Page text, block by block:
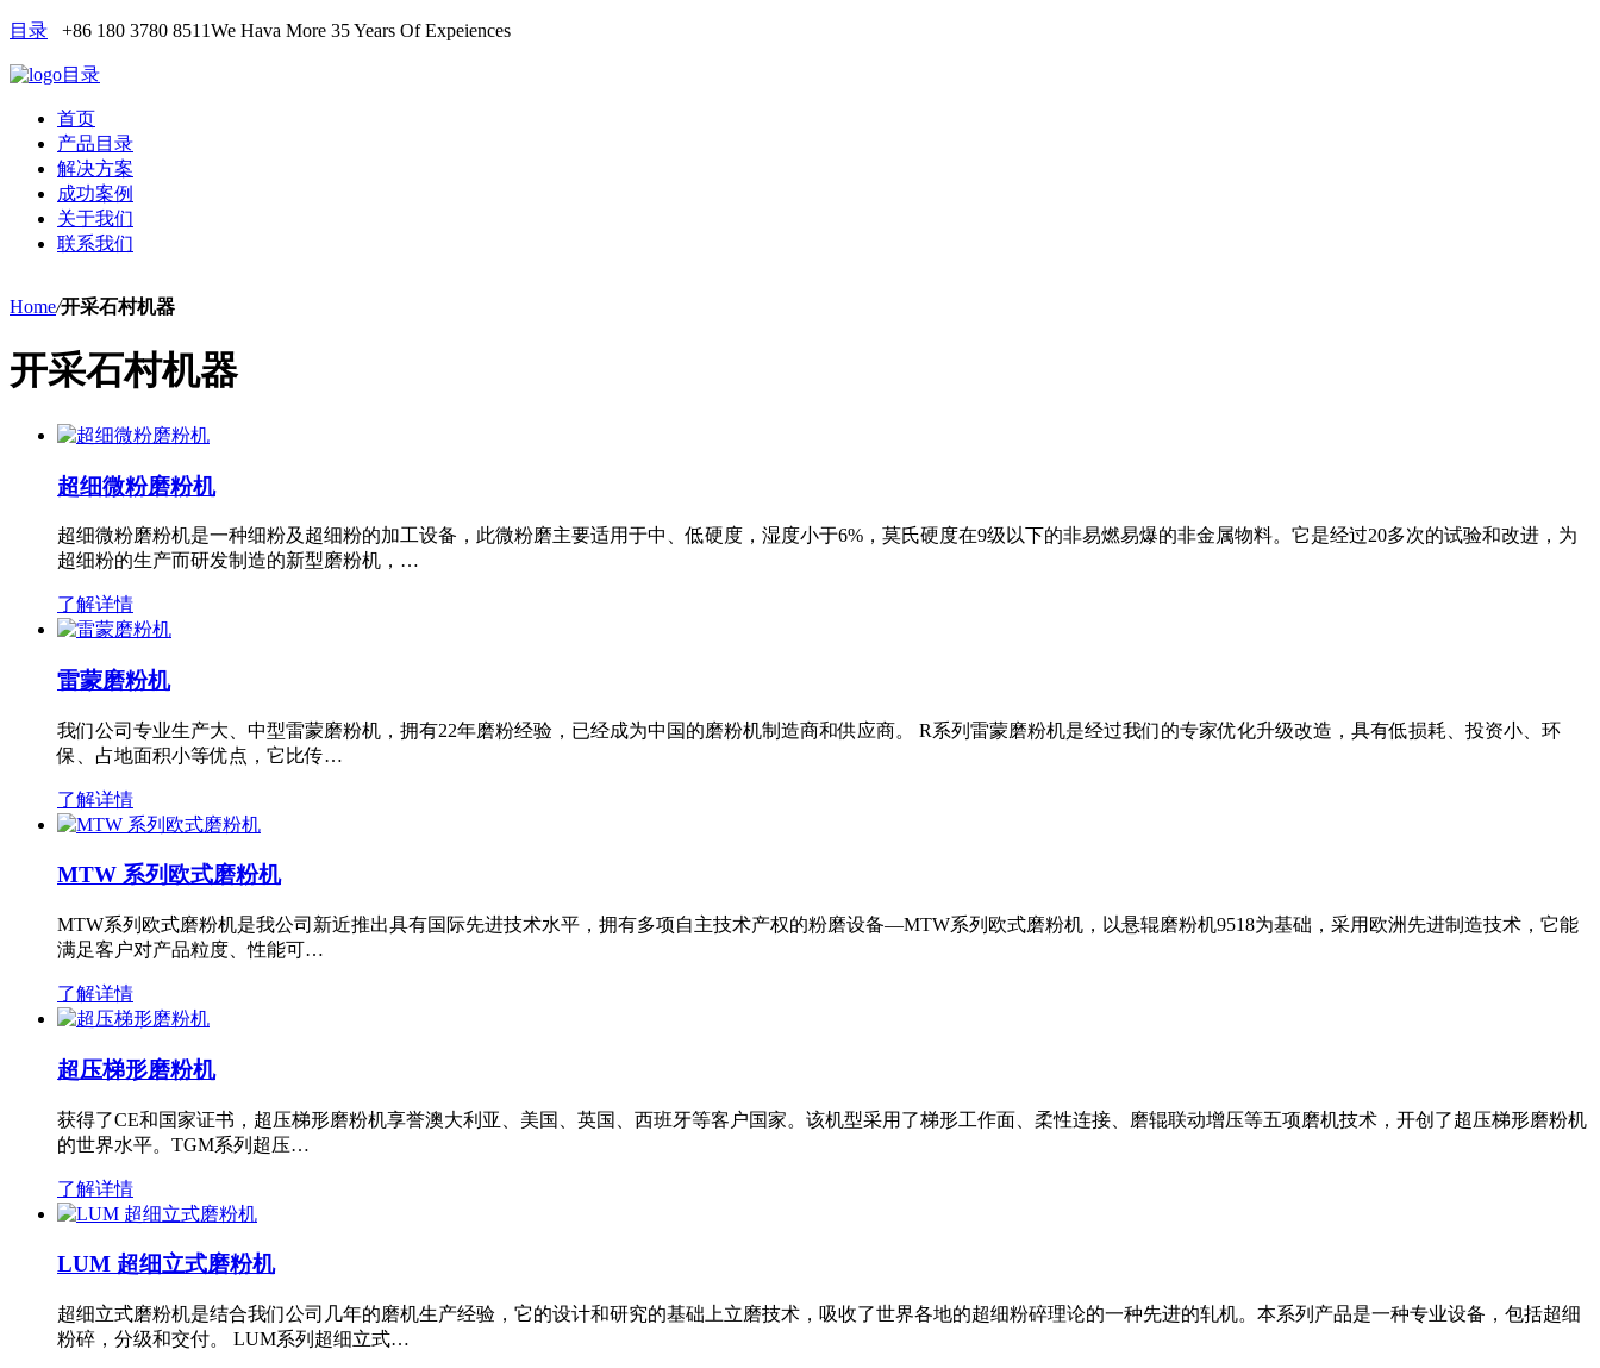
目录 +86 180 3780 8511We Hava More 35 Years Of Expeiences
目录
首页
产品目录
解决方案
成功案例
关于我们
联系我们
Home/开采石村机器
开采石村机器
超细微粉磨粉机
超细微粉磨粉机是一种细粉及超细粉的加工设备，此微粉磨主要适用于中、低硬度，湿度小于6%，莫氏硬度在9级以下的非易燃易爆的非金属物料。它是经过20多次的试验和改进，为
超细粉的生产而研发制造的新型磨粉机，…
了解详情
雷蒙磨粉机
我们公司专业生产大、中型雷蒙磨粉机，拥有22年磨粉经验，已经成为中国的磨粉机制造商和供应商。 R系列雷蒙磨粉机是经过我们的专家优化升级改造，具有低损耗、投资小、环
保、占地面积小等优点，它比传…
了解详情
MTW 系列欧式磨粉机
MTW系列欧式磨粉机是我公司新近推出具有国际先进技术水平，拥有多项自主技术产权的粉磨设备—MTW系列欧式磨粉机，以悬辊磨粉机9518为基础，采用欧洲先进制造技术，它能
满足客户对产品粒度、性能可…
了解详情
超压梯形磨粉机
获得了CE和国家证书，超压梯形磨粉机享誉澳大利亚、美国、英国、西班牙等客户国家。该机型采用了梯形工作面、柔性连接、磨辊联动增压等五项磨机技术，开创了超压梯形磨粉机
的世界水平。TGM系列超压…
了解详情
LUM 超细立式磨粉机
超细立式磨粉机是结合我们公司几年的磨机生产经验，它的设计和研究的基础上立磨技术，吸收了世界各地的超细粉碎理论的一种先进的轧机。本系列产品是一种专业设备，包括超细
粉碎，分级和交付。 LUM系列超细立式…